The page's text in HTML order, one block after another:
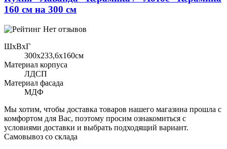
160 см на 300 см
Нет отзывов
ШхВхГ
300x233,6х160см
Материал корпуса
ЛДСП
Материал фасада
МДФ
Мы хотим, чтобы доставка товаров нашего магазина прошла с
комфортом для Вас, поэтому просим ознакомиться с
условиями доставки и выбрать подходящий вариант.
Самовывоз со склада